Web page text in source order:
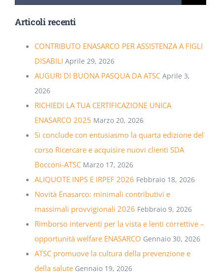
Articoli recenti
CONTRIBUTO ENASARCO PER ASSISTENZA A FIGLI
DISABILI Aprile 29, 2026
AUGURI DI BUONA PASQUA DA ATSC Aprile 3,
2026
RICHIEDI LA TUA CERTIFICAZIONE UNICA
ENASARCO 2025 Marzo 20, 2026
Si conclude con entusiasmo la quarta edizione del
corso Ricercare e acquisire nuovi clienti SDA
Bocconi-ATSC Marzo 17, 2026
ALIQUOTE INPS E IRPEF 2026 Febbraio 18, 2026
Novità Enasarco: minimali contributivi e
massimali provvigionali 2026 Febbraio 9, 2026
Rimborso interventi per la vista e lenti correttive –
opportunità welfare ENASARCO Gennaio 30, 2026
ATSC promuove la cultura della prevenzione e
della salute Gennaio 19, 2026